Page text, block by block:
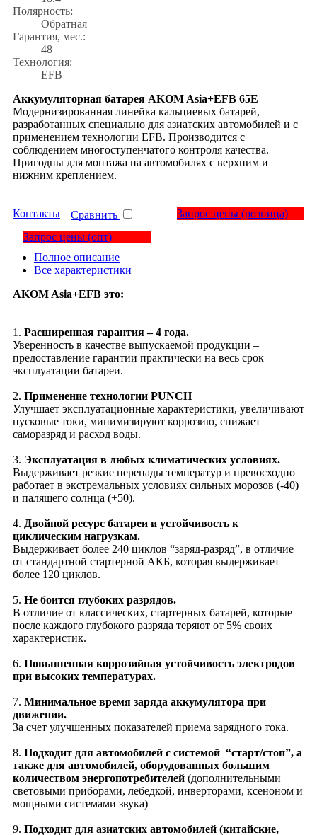
Полярность:
Обратная
Гарантия, мес.:
48
Технология:
EFB
Аккумуляторная батарея AKOM Asia+EFB 65E
Модернизированная линейка кальциевых батарей,
разработанных специально для азиатских автомобилей и с
применением технологии EFB. Производится с
соблюдением многоступенчатого контроля качества.
Пригодны для монтажа на автомобилях с верхним и
нижним креплением.
Контакты Сравнить Запрос цены (розница)
Запрос цены (опт)
Полное описание
Все характеристики
AKOM Asia+EFB это:
1. Расширенная гарантия – 4 года.
Уверенность в качестве выпускаемой продукции –
предоставление гарантии практически на весь срок
эксплуатации батареи.
2. Применение технологии PUNCH
Улучшает эксплуатационные характеристики, увеличивают
пусковые токи, минимизируют коррозию, снижает
саморазряд и расход воды.
3. Эксплуатация в любых климатических условиях.
Выдерживает резкие перепады температур и превосходно
работает в экстремальных условиях сильных морозов (-40)
и палящего солнца (+50).
4. Двойной ресурс батареи и устойчивость к
циклическим нагрузкам.
Выдерживает более 240 циклов “заряд-разряд”, в отличие
от стандартной стартерной АКБ, которая выдерживает
более 120 циклов.
5. Не боится глубоких разрядов.
В отличие от классических, стартерных батарей, которые
после каждого глубокого разряда теряют от 5% своих
характеристик.
6. Повышенная коррозийная устойчивость электродов
при высоких температурах.
7. Минимальное время заряда аккумулятора при
движении.
За счет улучшенных показателей приема зарядного тока.
8. Подходит для автомобилей с системой “старт/стоп”, а
также для автомобилей, оборудованных большим
количеством энергопотребителей (дополнительными
световыми приборами, лебедкой, инверторами, ксеноном и
мощными системами звука)
9. Подходит для азиатских автомобилей (китайские,